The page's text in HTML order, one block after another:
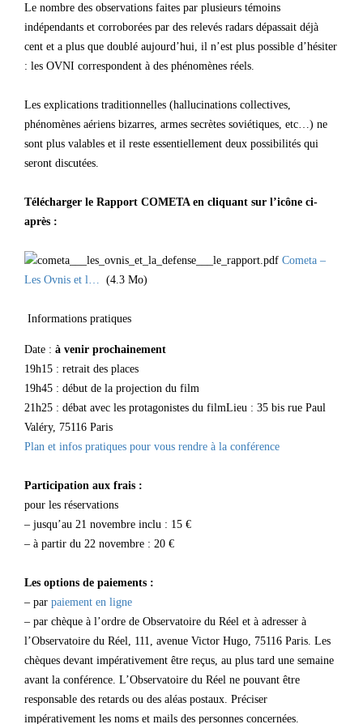
Le nombre des observations faites par plusieurs témoins
indépendants et corroborées par des relevés radars dépassait déjà
cent et a plus que doublé aujourd’hui, il n’est plus possible d’hésiter
: les OVNI correspondent à des phénomènes réels.
Les explications traditionnelles (hallucinations collectives,
phénomènes aériens bizarres, armes secrètes soviétiques, etc…) ne
sont plus valables et il reste essentiellement deux possibilités qui
seront discutées.
Télécharger le Rapport COMETA en cliquant sur l’icône ci-
après :
Cometa –
Les Ovnis et l… (4.3 Mo)
Informations pratiques
Date : à venir prochainement
19h15 : retrait des places
19h45 : début de la projection du film
21h25 : débat avec les protagonistes du filmLieu : 35 bis rue Paul
Valéry, 75116 Paris
Plan et infos pratiques pour vous rendre à la conférence
Participation aux frais :
pour les réservations
– jusqu’au 21 novembre inclu : 15 €
– à partir du 22 novembre : 20 €
Les options de paiements :
– par paiement en ligne
– par chèque à l’ordre de Observatoire du Réel et à adresser à
l’Observatoire du Réel, 111, avenue Victor Hugo, 75116 Paris. Les
chèques devant impérativement être reçus, au plus tard une semaine
avant la conférence. L’Observatoire du Réel ne pouvant être
responsable des retards ou des aléas postaux. Préciser
impérativement les noms et mails des personnes concernées.